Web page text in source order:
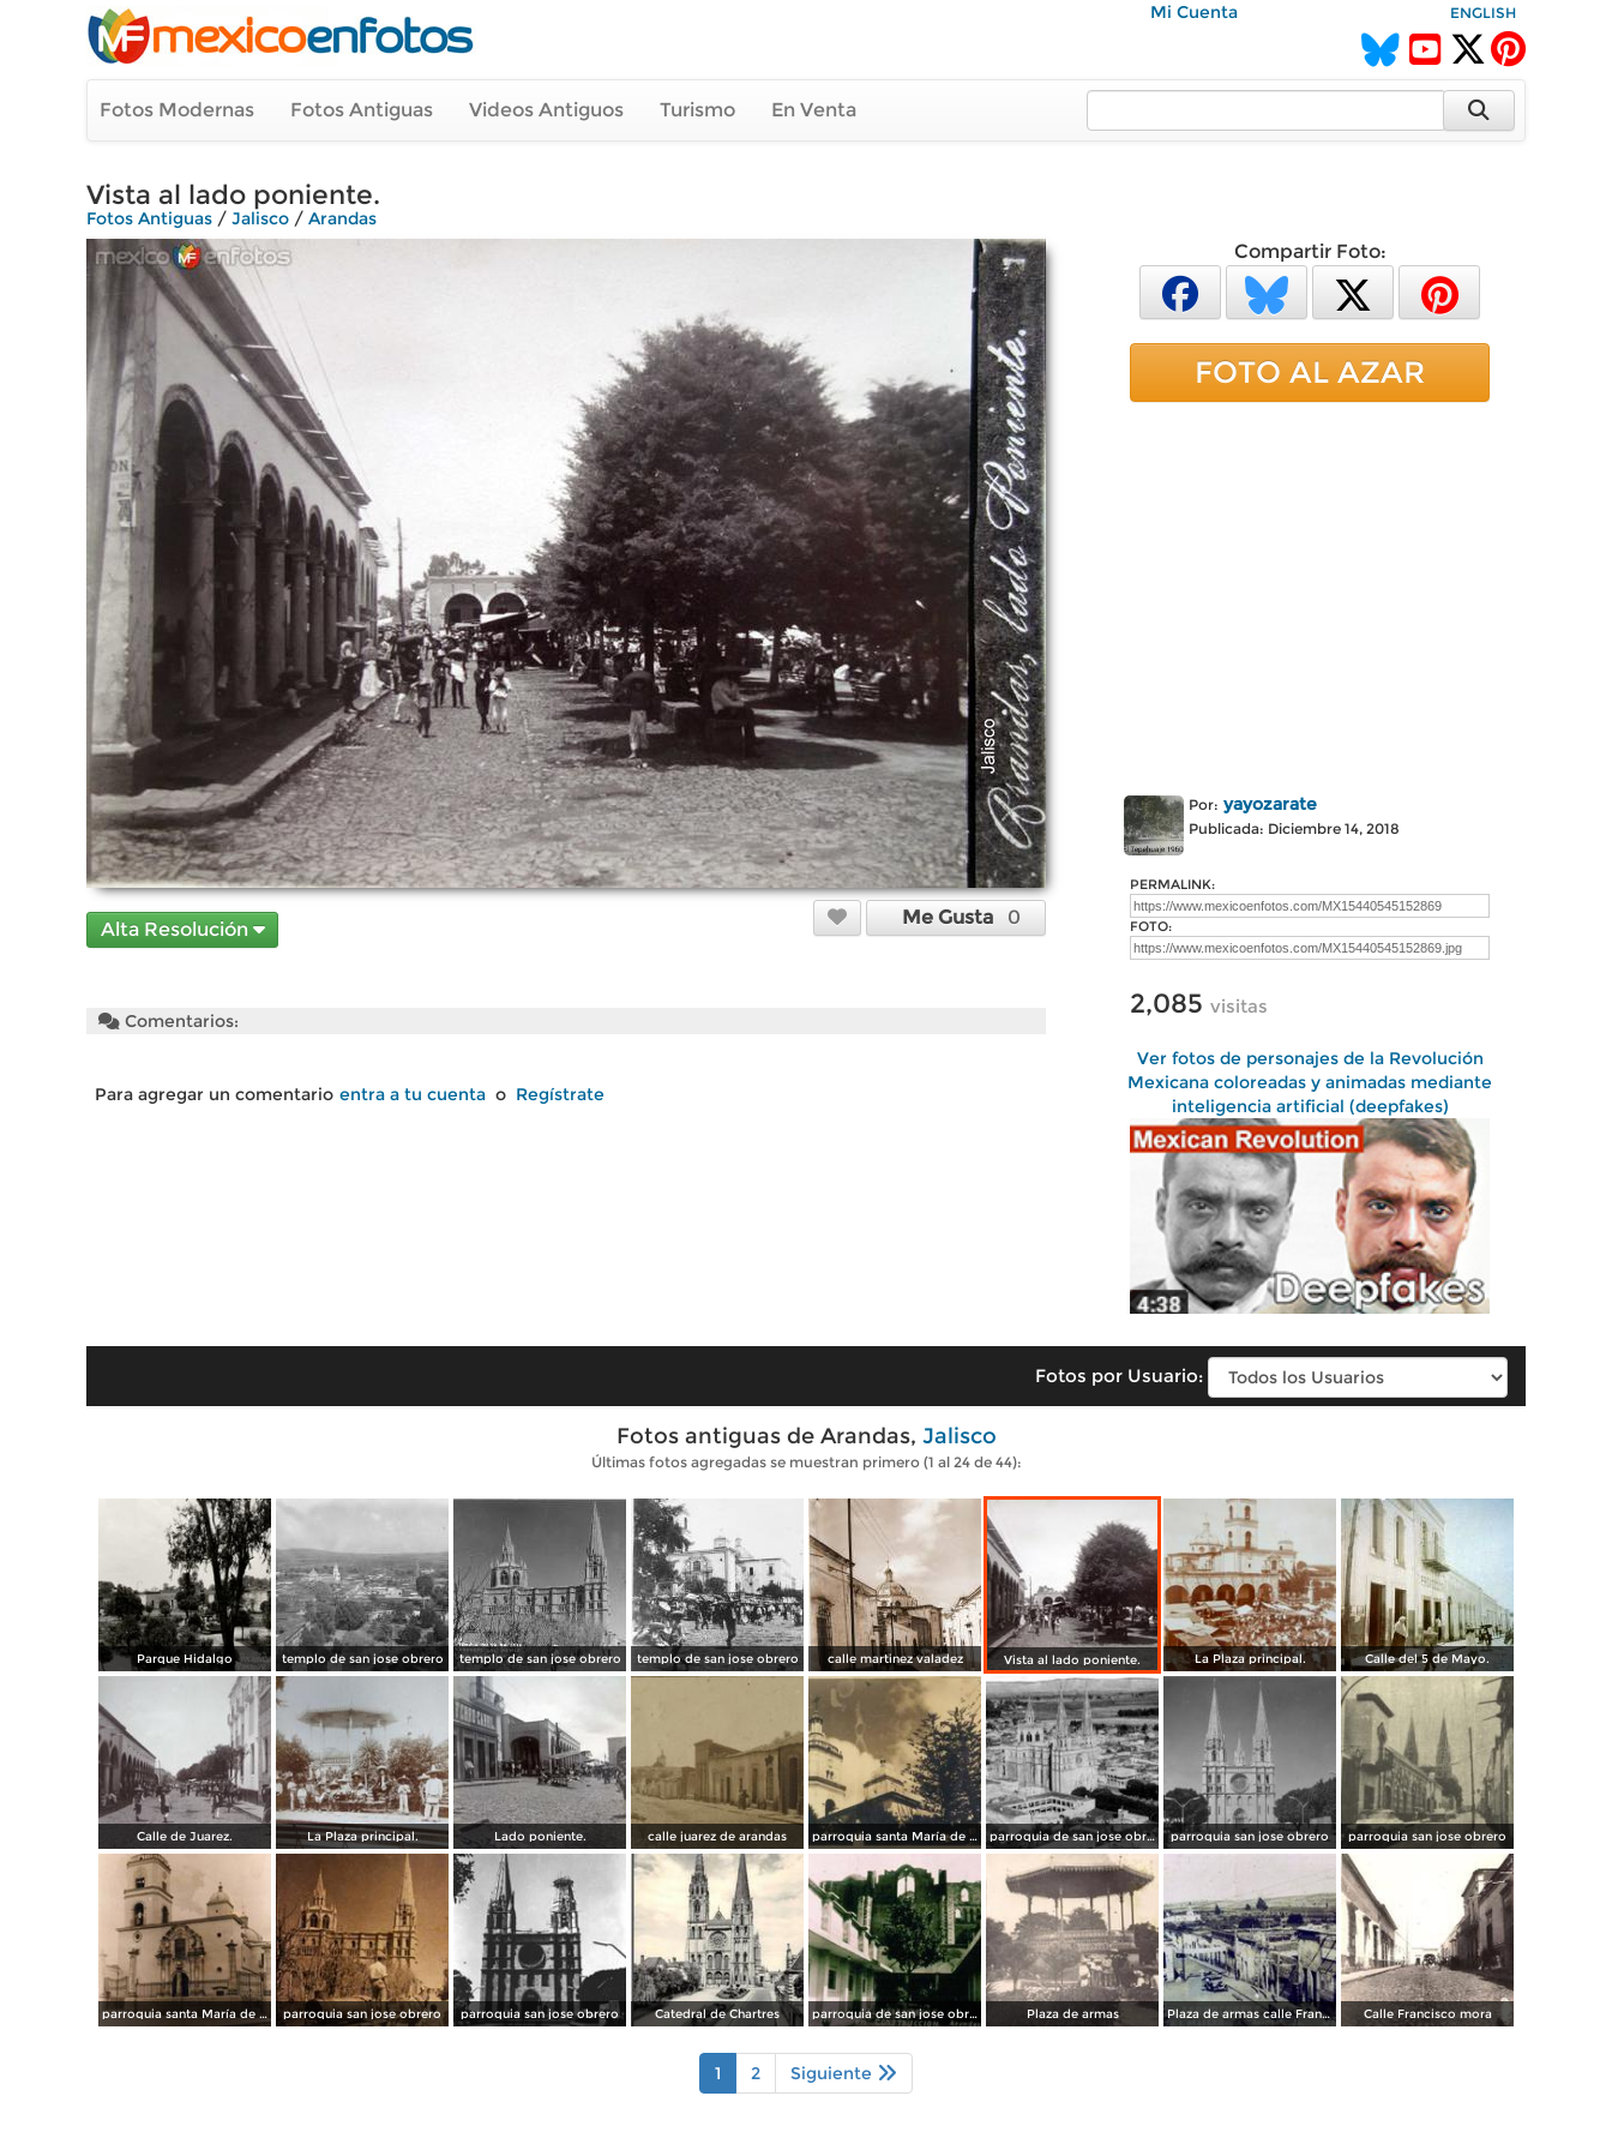
Mi Cuenta ENGLISH
Fotos Modernas Fotos Antiguas Videos Antiguos Turismo En Venta
Vista al lado poniente.
Fotos Antiguas / Jalisco / Arandas
Alta Resolución
Me Gusta 0
Comentarios:
Para agregar un comentario entra a tu cuenta o Regístrate
Compartir Foto:
FOTO AL AZAR
Por: yayozarate
Publicada: Diciembre 14, 2018
PERMALINK:
FOTO:
2,085 visitas
Ver fotos de personajes de la Revolución
Mexicana coloreadas y animadas mediante
inteligencia artificial (deepfakes)
Fotos por Usuario:
Fotos antiguas de Arandas, Jalisco
Últimas fotos agregadas se muestran primero (1 al 24 de 44):
Parque Hidalgo templo de san jose obrero templo de san jose obrero templo de san jose obrero calle martinez valadez Vista al lado poniente. La Plaza principal. Calle del 5 de Mayo.
Calle de Juarez. La Plaza principal. Lado poniente. calle juarez de arandas parroquia santa María de Guadalupe parroquia de san jose obrero parroquia san jose obrero parroquia san jose obrero
parroquia santa María de Guadalupe parroquia san jose obrero parroquia san jose obrero Catedral de Chartres parroquia de san jose obrero Plaza de armas Plaza de armas calle Francisco i madero Calle Francisco mora
1 2 Siguiente